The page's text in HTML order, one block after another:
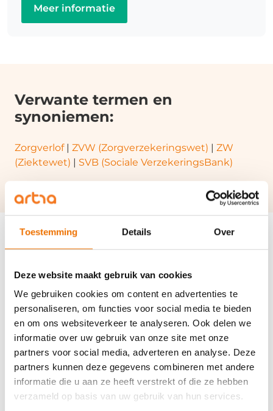
Toestemming Details Over
Deze website maakt gebruik van cookies
We gebruiken cookies om content en advertenties te
personaliseren, om functies voor social media te bieden
en om ons websiteverkeer te analyseren. Ook delen we
informatie over uw gebruik van onze site met onze
partners voor social media, adverteren en analyse. Deze
partners kunnen deze gegevens combineren met andere
informatie die u aan ze heeft verstrekt of die ze hebben
verzameld op basis van uw gebruik van hun services.
Meer informatie
Verwante termen en
synoniemen:
Zorgverlof| ZVW (Zorgverzekeringswet)
ZW
(Ziektewet)
SVB (Sociale VerzekeringsBank)
Disclaimer
Het onderstaande is van toepassing op de pagina’s van het kenniscentrum
(begrippen). Door deze pagina’s te raadplegen stem je in met deze
disclaimer. Deze website is een uitgave van artra. Wij stellen gegevens op
deze pagina’s alleen beschikbaar met als doel het verstrekken van informatie.
Ondanks de zorg waarmee de inhoud van deze pagina’s is samengesteld, is
het niet uitgesloten dat bepaalde informatie verouderd, onvolledig of
anderszins onjuist is. Daarom kunnen geen rechten worden ontleend aan de
informatie op deze pagina’s. artra aanvaardt geen enkele
verantwoordelijkheid en aansprakelijkheid voor enige schade, van welke aard
ook, welke het directe of indirecte gevolg is van handelingen en/of
beslissingen die geheel of gedeeltelijk zijn gebaseerd op de informatie die
op deze pagina’s (begrippen) is samengebracht. Onder informatie zoals